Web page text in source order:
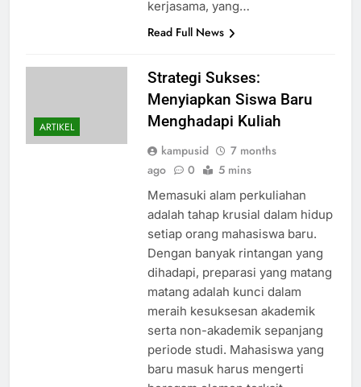
kerjasama, yang…
Read Full News
ARTIKEL
Strategi Sukses:
Menyiapkan Siswa Baru
Menghadapi Kuliah
kampusid
7 months
ago
0 5 mins
Memasuki alam perkuliahan
adalah tahap krusial dalam hidup
setiap orang mahasiswa baru.
Dengan banyak rintangan yang
dihadapi, preparasi yang matang
matang adalah kunci dalam
meraih kesuksesan akademik
serta non-akademik sepanjang
periode studi. Mahasiswa yang
baru masuk harus mengerti